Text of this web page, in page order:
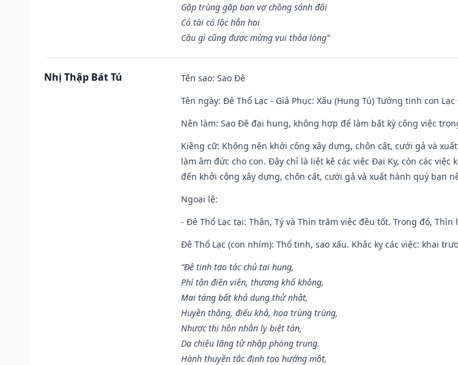
Gặp trùng gặp bạn vợ chồng sánh đôi
Có tài có lộc hẳn hoi
Cầu gì cũng được mừng vui thỏa lòng”
Nhị Thập Bát Tú Tên sao: Sao Đê
Tên ngày: Đê Thổ Lạc - Giả Phục: Xấu (Hung Tú) Tướng tinh con
Nên làm: Sao Đê đại hung, không hợp để làm bất kỳ công việc
Kiêng cữ: Không nên khởi công xây dựng, chôn cất, cưới gả và
làm âm đức cho con. Đây chỉ là liệt kê các việc Đại Kỵ, còn các
đến khởi công xây dựng, chôn cất, cưới gả và xuất hành quý bạn
Ngoại lệ:
- Đê Thổ Lạc tại: Thân, Tý và Thìn trăm việc đều tốt. Trong đó,
Đê Thổ Lạc (con nhím): Thổ tinh, sao xấu. Khắc kỵ các việc: khai
“Đê tinh tạo tác chủ tai hung,
Phí tận điền viên, thương khố không,
Mai táng bất khả dụng thử nhật,
Huyền thằng, điếu khả, họa trùng trùng,
Nhược thị hôn nhân ly biệt tán,
Dạ chiêu lãng tử nhập phòng trung.
Hành thuyền tắc định tạo hướng một,